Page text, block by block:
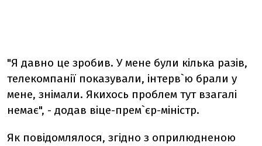
"Я давно це зробив. У мене були кілька разів,
телекомпанії показували, інтерв`ю брали у
мене, знімали. Якихось проблем тут взагалі
немає", - додав віце-прем`єр-міністр.
Як повідомлялося, згідно з оприлюдненою